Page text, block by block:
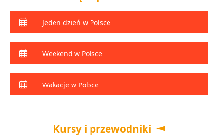
Jeden dzień w Polsce
Weekend w Polsce
Wakacje w Polsce
Kursy i przewodniki